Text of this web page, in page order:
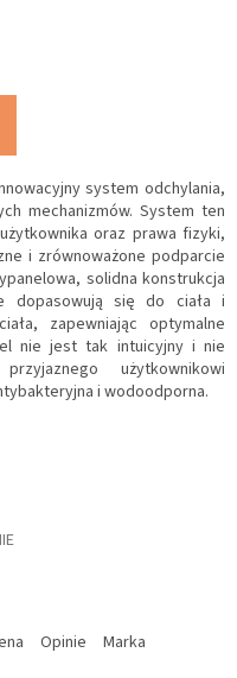
system odchylania,
mechanizmów. System ten
oraz prawa fizyki,
i zrównoważone podparcie
solidna konstrukcja
dopasowują się do ciała i
zapewniając optymalne
nie jest tak intuicyjny i nie
użytkownikowi
i wodoodporna.
Opinie Marka